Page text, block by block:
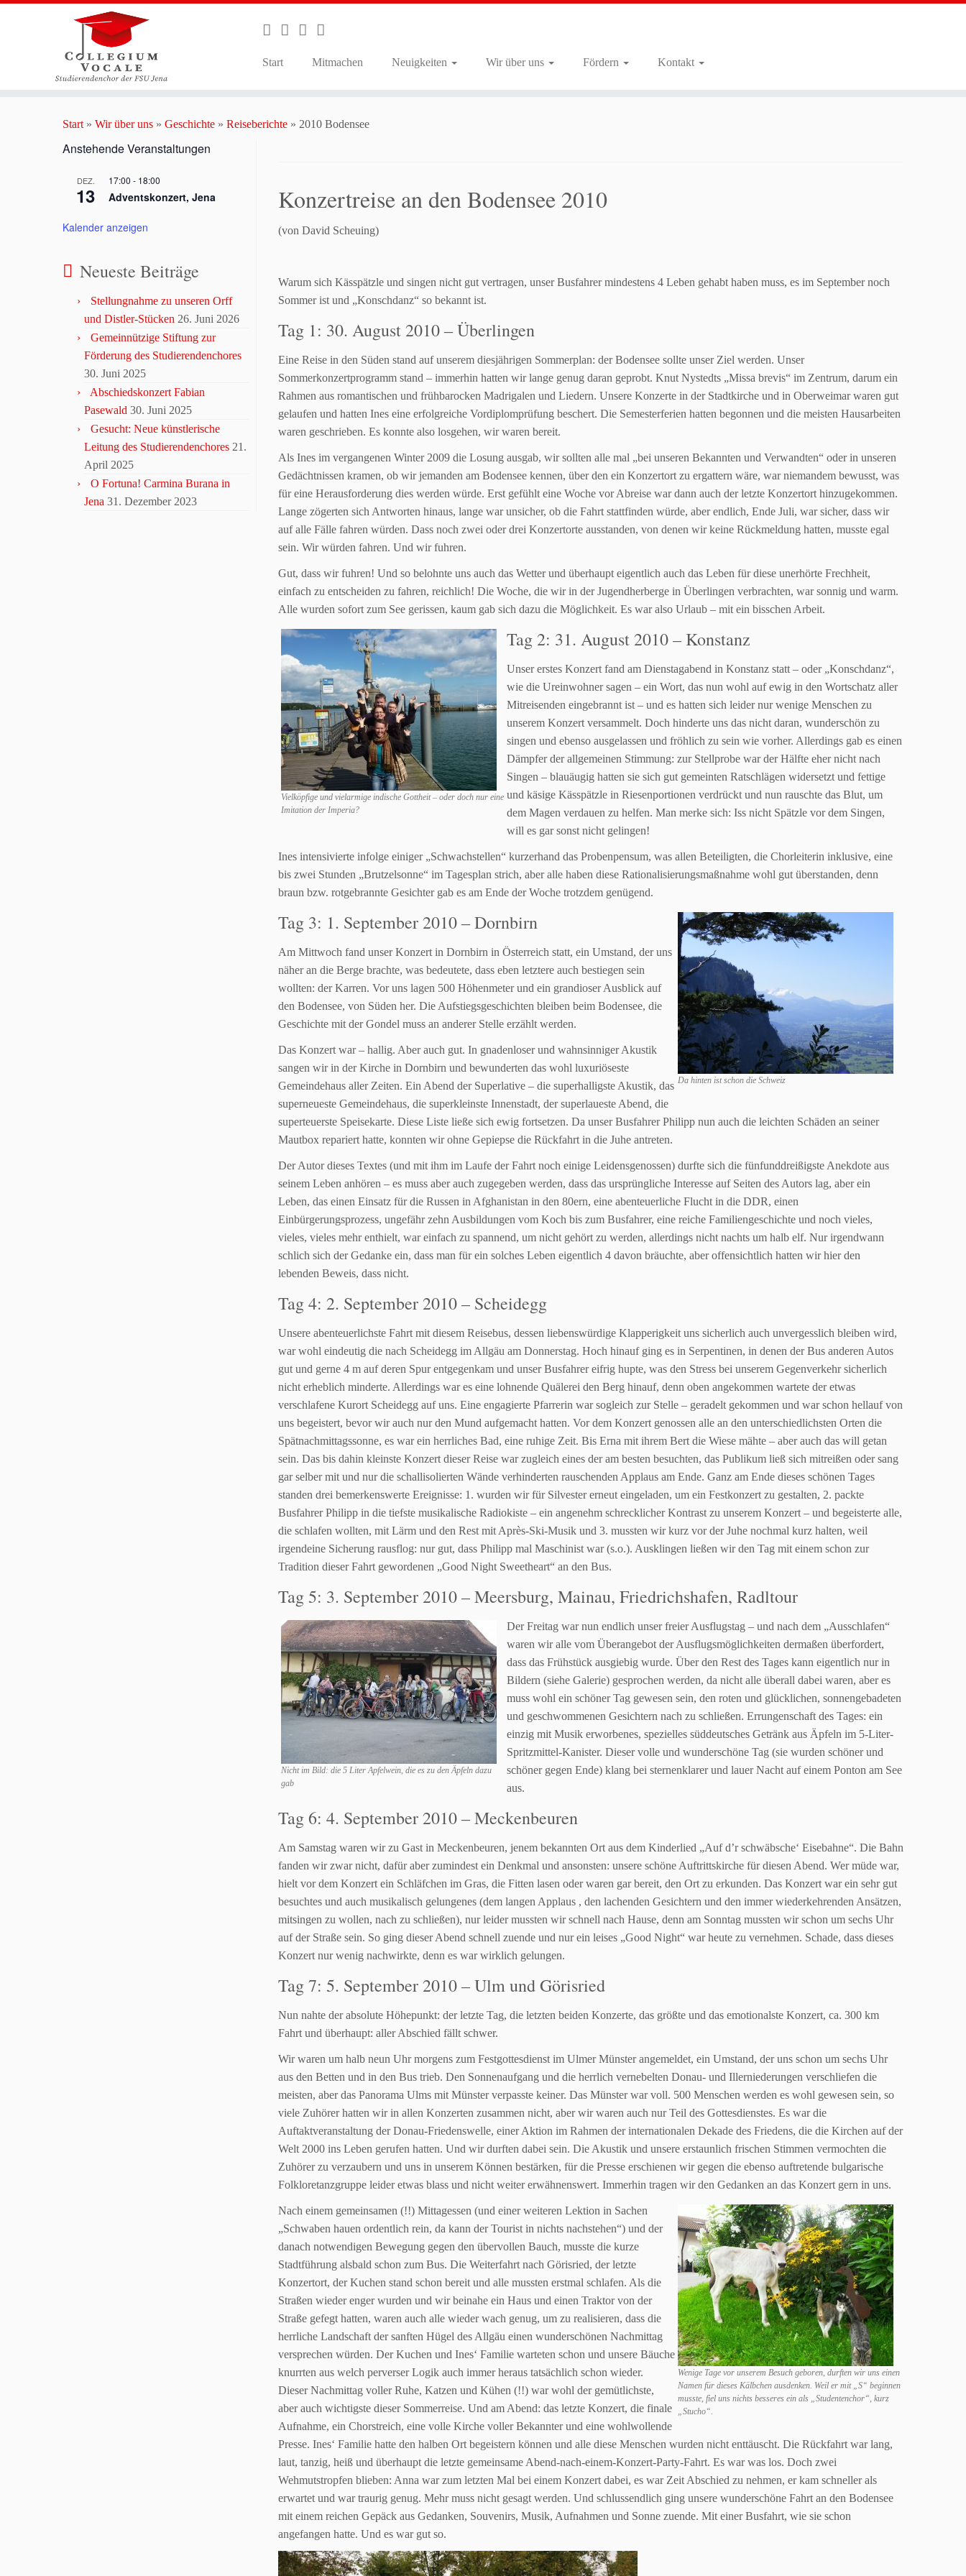
Start Mitmachen Neuigkeiten Wir über uns Fördern Kontakt
Start » Wir über uns » Geschichte » Reiseberichte » 2010 Bodensee
Anstehende Veranstaltungen
DEZ.
13
17:00 - 18:00
Adventskonzert, Jena
Kalender anzeigen
Neueste Beiträge
Stellungnahme zu unseren Orff
und Distler-Stücken 26. Juni 2026
Gemeinnützige Stiftung zur
Förderung des Studierendenchores
30. Juni 2025
Abschiedskonzert Fabian
Pasewald 30. Juni 2025
Gesucht: Neue künstlerische
Leitung des Studierendenchores 21.
April 2025
O Fortuna! Carmina Burana in
Jena 31. Dezember 2023
Konzertreise an den Bodensee 2010
(von David Scheuing)
Warum sich Kässpätzle und singen nicht gut vertragen, unser Busfahrermindestens 4 Leben gehabt haben muss, es im September noch
Sommer ist und „Konschdanz“ so bekannt ist.
Tag 1: 30. August 2010 – Überlingen
Eine Reise in den Süden stand auf unserem diesjährigen Sommerplan: derBodensee sollte unser Ziel werden. Unser
Sommerkonzertprogramm stand – immerhin hatten wir lange genug daran geprobt. Knut Nystedts „Missa brevis“ im Zentrum, darum ein
Rahmen aus romantischen und frühbarocken Madrigalen und Liedern. Unsere Konzerte in der Stadtkirche und in Oberweimar waren gut
gelaufen und hatten Ines eine erfolgreiche Vordiplomprüfung beschert. Die Semesterferien hatten begonnen und die meisten Hausarbeiten
waren geschrieben. Es konnte also losgehen, wirwaren bereit.
Als Ines im vergangenen Winter 2009 die Losung ausgab, wir sollten alle mal „bei unseren Bekannten und Verwandten“ oder in unseren
Gedächtnissen kramen, ob wir jemanden am Bodensee kennen, über den ein Konzertort zu ergattern wäre, war niemandem bewusst, was
für eine Herausforderung dies werden würde. Erst gefühlt eine Woche vor Abreise war dann auch der letzte Konzertort hinzugekommen.
Lange zögerten sich Antworten hinaus, lange warunsicher, ob die Fahrt stattfinden würde, aber endlich, Ende Juli, war sicher, dass wir
auf alle Fälle fahren würden. Dass noch zwei oder drei Konzertorte ausstanden, von denen wir keine Rückmeldung hatten, musste egal
sein. Wirwürden fahren. Und wir fuhren.
Gut, dass wir fuhren! Und so belohnte uns auch das Wetter und überhaupt eigentlich auch das Leben für diese unerhörte Frechheit,
einfach zu entscheiden zu fahren, reichlich! Die Woche, die wir in der Jugendherberge in Überlingen verbrachten, war sonnig und warm.
Alle wurden sofort zum See gerissen, kaum gab sich dazu die Möglichkeit. Es war also Urlaub – mit ein bisschen Arbeit.
Vielköpfige und vielarmige indische Gottheit – oder doch nur eine
Imitation der Imperia?
Tag 2: 31. August 2010 – Konstanz
Unser erstes Konzert fand am Dienstagabend in Konstanz statt – oder „Konschdanz“,
wie die Ureinwohner sagen – ein Wort, das nun wohl auf ewig in den Wortschatz aller
Mitreisenden eingebrannt ist – und es hatten sich leider nurwenige Menschen zu
unserem Konzert versammelt. Doch hinderte uns das nicht daran, wunderschön zu
singen und ebenso ausgelassen und fröhlich zu sein wie vorher. Allerdings gab es einen
Dämpfer der allgemeinen Stimmung: zur Stellprobe war der Hälfte eher nicht nach
Singen – blauäugig hatten sie sich gut gemeinten Ratschlägen widersetzt und fettige
und käsige Kässpätzle in Riesenportionen verdrückt und nun rauschte das Blut, um
dem Magen verdauen zu helfen. Man merke sich: Iss nicht Spätzle vor dem Singen,
will es gar sonst nicht gelingen!
Ines intensivierte infolge einiger „Schwachstellen“ kurzerhand das Probenpensum, was allen Beteiligten, die Chorleiterin inklusive, eine
bis zwei Stunden „Brutzelsonne“ im Tagesplan strich, aber alle haben diese Rationalisierungsmaßnahme wohl gut überstanden, denn
braun bzw. rotgebrannte Gesichter gab es am Ende der Woche trotzdem genügend.
Da hinten ist schon die Schweiz
Tag 3: 1. September 2010 – Dornbirn
Am Mittwoch fand unser Konzert in Dornbirn in Österreich statt, ein Umstand, der uns
näher an die Berge brachte, was bedeutete, dass eben letztere auch bestiegen sein
wollten: der Karren. Vor uns lagen 500 Höhenmeter und ein grandioser Ausblick auf
den Bodensee, von Süden her. Die Aufstiegsgeschichten bleiben beim Bodensee, die
Geschichte mit derGondel muss an anderer Stelle erzählt werden.
Das Konzert war – hallig. Aber auch gut. In gnadenloser und wahnsinnigerAkustik
sangen wir in der Kirche in Dornbirn und bewunderten das wohl luxuriöseste
Gemeindehaus aller Zeiten. Ein Abend der Superlative – die superhalligste Akustik, das
superneueste Gemeindehaus, die superkleinste Innenstadt, der superlaueste Abend, die
superteuerste Speisekarte. Diese Liste ließe sich ewig fortsetzen. Da unser Busfahrer Philipp nun auch die leichten Schäden an seiner
Mautbox repariert hatte, konnten wir ohne Gepiepse die Rückfahrt in die Juhe antreten.
Der Autor dieses Textes (und mit ihm im Laufe der Fahrt noch einige Leidensgenossen) durfte sich die fünfunddreißigste Anekdote aus
seinem Leben anhören – es muss aber auch zugegeben werden, dass das ursprüngliche Interesse auf Seiten des Autors lag, aber ein
Leben, das einen Einsatz für die Russen in Afghanistan in den 80ern, eine abenteuerliche Flucht in die DDR, einen
Einbürgerungsprozess, ungefähr zehn Ausbildungen vom Koch bis zum Busfahrer, eine reiche Familiengeschichte und noch vieles,
vieles, vieles mehr enthielt, war einfach zu spannend, um nicht gehört zu werden, allerdings nicht nachts um halb elf. Nur irgendwann
schlich sich der Gedanke ein, dass man für ein solches Leben eigentlich 4 davon bräuchte, aberoffensichtlich hatten wir hier den
lebenden Beweis, dass nicht.
Tag 4: 2. September 2010 – Scheidegg
Unsere abenteuerlichste Fahrt mit diesem Reisebus, dessen liebenswürdige Klapperigkeit uns sicherlich auch unvergesslich bleiben wird,
war wohl eindeutig die nach Scheidegg im Allgäu am Donnerstag. Hoch hinauf ging es in Serpentinen, in denen der Bus anderen Autos
gut und gerne 4 m auf deren Spurentgegenkam und unser Busfahrer eifrig hupte, was den Stress bei unserem Gegenverkehr sicherlich
nicht erheblich minderte. Allerdings war es eine lohnende Quälerei den Berg hinauf, denn oben angekommen wartete der etwas
verschlafene Kurort Scheidegg auf uns. Eine engagierte Pfarrerin war sogleich zur Stelle – geradelt gekommen und war schon hellauf von
uns begeistert, bevorwir auch nur den Mund aufgemacht hatten. Vor dem Konzert genossen alle an den unterschiedlichsten Orten die
Spätnachmittagssonne, es war ein herrliches Bad, eine ruhige Zeit. Bis Erna mit ihrem Bert die Wiese mähte – aber auch das will getan
sein. Das bis dahin kleinste Konzert dieser Reise war zugleich eines der am besten besuchten, das Publikum ließ sich mitreißen oder sang
gar selber mit und nurdie schallisolierten Wände verhinderten rauschenden Applaus am Ende. Ganz am Ende dieses schönen Tages
standen drei bemerkenswerte Ereignisse: 1. wurden wir für Silvester erneut eingeladen, um ein Festkonzert zu gestalten, 2. packte
Busfahrer Philipp in die tiefste musikalische Radiokiste – ein angenehm schrecklicher Kontrast zu unserem Konzert – und begeisterte alle,
die schlafen wollten, mit Lärm und den Rest mit Après-Ski-Musik und 3. mussten wir kurz vorder Juhe nochmal kurz halten, weil
irgendeine Sicherung rausflog: nur gut, dass Philipp mal Maschinist war (s.o.). Ausklingen ließen wir den Tag mit einem schon zur
Tradition dieser Fahrt gewordenen „Good Night Sweetheart“ an den Bus.
Tag 5: 3. September 2010 – Meersburg, Mainau, Friedrichshafen, Radltour
Nicht im Bild: die 5 Liter Apfelwein, die es zu den Äpfeln dazu
gab
Der Freitag war nun endlich unser freier Ausflugstag – und nach dem „Ausschlafen“
waren wir alle vom Überangebot der Ausflugsmöglichkeiten dermaßen überfordert,
dass das Frühstück ausgiebig wurde. Über den Rest des Tages kann eigentlich nur in
Bildern (siehe Galerie) gesprochen werden, da nicht alle überall dabei waren, aber es
muss wohl ein schöner Tag gewesen sein, den roten und glücklichen, sonnengebadeten
und geschwommenen Gesichtern nach zu schließen. Errungenschaft des Tages: ein
einzig mit Musik erworbenes, spezielles süddeutsches Getränk aus Äpfeln im 5-Liter-
Spritzmittel-Kanister. Dieser volle und wunderschöne Tag (sie wurden schöner und
schöner gegen Ende) klang bei sternenklarer und lauer Nacht auf einem Ponton am See
aus.
Tag 6: 4. September 2010 – Meckenbeuren
Am Samstag waren wir zu Gast in Meckenbeuren, jenem bekannten Ort aus dem Kinderlied „Auf d’r schwäbsche‘ Eisebahne“. Die Bahn
fanden wir zwarnicht, dafür aber zumindest ein Denkmal und ansonsten: unsere schöne Auftrittskirche für diesen Abend. Wer müde war,
hielt vor dem Konzert ein Schläfchen im Gras, die Fitten lasen oder waren gar bereit, den Ort zu erkunden. Das Konzert war ein sehr gut
besuchtes und auch musikalisch gelungenes (dem langen Applaus , den lachenden Gesichtern und den immerwiederkehrenden Ansätzen,
mitsingen zu wollen, nach zu schließen), nur leidermussten wir schnell nach Hause, denn am Sonntag mussten wir schon um sechs Uhr
auf der Straße sein. So ging dieser Abend schnell zuende und nur ein leises „Good Night“ war heute zu vernehmen. Schade, dass dieses
Konzert nurwenig nachwirkte, denn es war wirklich gelungen.
Tag 7: 5. September 2010 – Ulm und Görisried
Nun nahte der absolute Höhepunkt: der letzte Tag, die letzten beiden Konzerte, das größte und das emotionalste Konzert, ca. 300 km
Fahrt und überhaupt: allerAbschied fällt schwer.
Wir waren um halb neun Uhr morgens zum Festgottesdienst im Ulmer Münsterangemeldet, ein Umstand, der uns schon um sechs Uhr
aus den Betten und in den Bus trieb. Den Sonnenaufgang und die herrlich vernebelten Donau- und Illerniederungen verschliefen die
meisten, aber das Panorama Ulms mit Münsterverpasste keiner. Das Münster war voll. 500 Menschen werden es wohl gewesen sein, so
viele Zuhörer hatten wir in allen Konzerten zusammen nicht, aber wir waren auch nur Teil des Gottesdienstes. Es war die
Auftaktveranstaltung der Donau-Friedenswelle, einer Aktion im Rahmen derinternationalen Dekade des Friedens, die die Kirchen auf der
Welt 2000 ins Leben gerufen hatten. Und wir durften dabei sein. Die Akustik und unsere erstaunlich frischen Stimmen vermochten die
Zuhörer zu verzaubern und uns in unserem Können bestärken, für die Presse erschienen wir gegen die ebenso auftretende bulgarische
Folkloretanzgruppe leider etwas blass und nicht weiter erwähnenswert. Immerhin tragen wir den Gedanken an das Konzert gern in uns.
Wenige Tage vor unserem Besuch geboren, durften wir uns einen
Namen für dieses Kälbchen ausdenken. Weil er mit „S“ beginnen
musste, fiel uns nichts besseres ein als „Studentenchor“, kurz
„Stucho“.
Nach einem gemeinsamen (!!) Mittagessen (und einer weiteren Lektion in Sachen
„Schwaben hauen ordentlich rein, da kann der Tourist in nichts nachstehen“) und der
danach notwendigen Bewegung gegen den übervollen Bauch, musste die kurze
Stadtführung alsbald schon zum Bus. Die Weiterfahrt nach Görisried, der letzte
Konzertort, der Kuchen stand schon bereit und alle mussten erstmal schlafen. Als die
Straßen wieder enger wurden und wir beinahe ein Haus und einen Traktor von der
Straße gefegt hatten, waren auch alle wieder wach genug, um zu realisieren, dass die
herrliche Landschaft der sanften Hügel des Allgäu einen wunderschönen Nachmittag
versprechen würden. DerKuchen und Ines‘ Familie warteten schon und unsere Bäuche
knurrten aus welch perverser Logik auch immer heraus tatsächlich schon wieder.
DieserNachmittag voller Ruhe, Katzen und Kühen (!!) war wohl der gemütlichste,
aberauch wichtigste dieser Sommerreise. Und am Abend: das letzte Konzert, die finale
Aufnahme, ein Chorstreich, eine volle Kirche voller Bekannter und eine wohlwollende
Presse. Ines‘ Familie hatte den halben Ort begeistern können und alle diese Menschen wurden nicht enttäuscht. Die Rückfahrt war lang,
laut, tanzig, heiß und überhaupt die letzte gemeinsame Abend-nach-einem-Konzert-Party-Fahrt. Es war was los. Doch zwei
Wehmutstropfen blieben: Anna war zum letzten Mal bei einem Konzert dabei, es war Zeit Abschied zu nehmen, er kam schneller als
erwartet und war traurig genug. Mehr muss nicht gesagt werden. Und schlussendlich ging unsere wunderschöne Fahrt an den Bodensee
mit einem reichen Gepäck aus Gedanken, Souvenirs, Musik, Aufnahmen und Sonne zuende. Mit einer Busfahrt, wie sie schon
angefangen hatte. Und es war gut so.